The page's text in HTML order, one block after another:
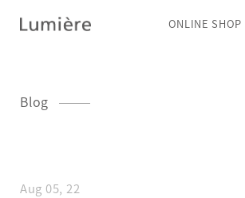
ONLINE SHOP
Blog
Aug 05, 22